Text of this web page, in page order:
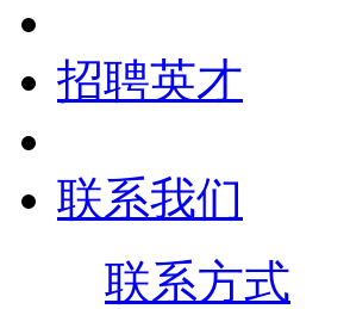
招聘英才
联系我们
联系方式